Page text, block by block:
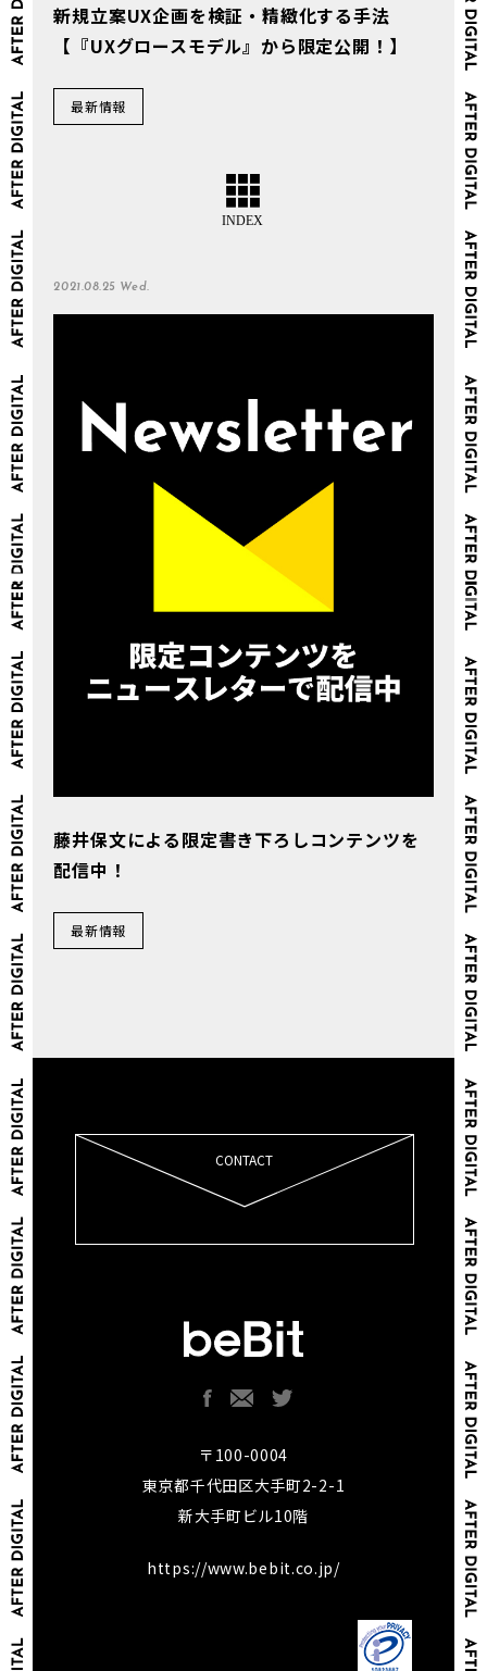
新規立案UX企画を検証・精緻化する手法
【『UXグロースモデル』から限定公開！】
最新情報
2021.08.25 Wed.
藤井保文による限定書き下ろしコンテンツを
配信中！
最新情報
CONTACT
〒100-0004
東京都千代田区大手町2-2-1
新大手町ビル10階
https://www.bebit.co.jp/